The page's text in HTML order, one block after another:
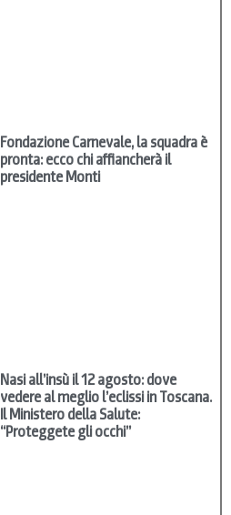
Fondazione Carnevale, la squadra è
pronta: ecco chi affiancherà il
presidente Monti
Nasi all’insù il 12 agosto: dove
vedere al meglio l’eclissi in Toscana.
Il Ministero della Salute:
“Proteggete gli occhi”